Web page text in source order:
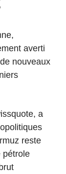
averti
nouveaux
a
reste
pétrole